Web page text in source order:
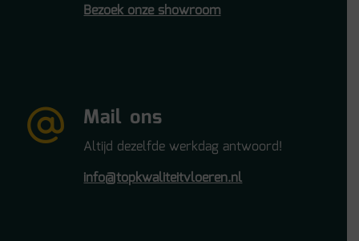
Bezoek onze showroom
Mail ons
Altijd dezelfde werkdag antwoord!
info@topkwaliteitvloeren.nl